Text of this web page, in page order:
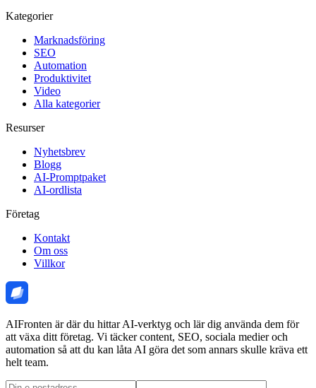
Kategorier
Marknadsföring
SEO
Automation
Produktivitet
Video
Alla kategorier
Resurser
Nyhetsbrev
Blogg
AI-Promptpaket
AI-ordlista
Företag
Kontakt
Om oss
Villkor
AIFronten är där du hittar AI-verktyg och lär dig använda dem för
att växa ditt företag. Vi täcker content, SEO, sociala medier och
automation så att du kan låta AI göra det som annars skulle kräva ett
helt team.